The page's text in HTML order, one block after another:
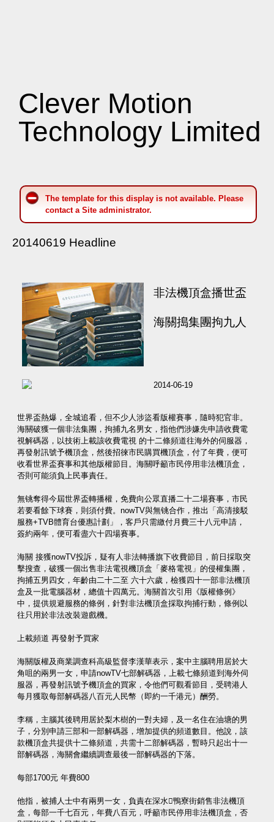
Clever Motion
Technology Limited
The template for this display is not available. Please
contact a Site administrator.
20140619 Headline
非法機頂盒播世盃
海關搗集團拘九人
2014-06-19
世界盃熱爆，全城追看，但不少人涉盜看版權賽事，隨時犯官非。
海關破獲一個非法集團，拘捕九名男女，指他們涉嫌先申請收費電
視解碼器，以技術上載該收費電視 的十二條頻道往海外的伺服器，
再發射訊號予機頂盒，然後招徠市民購買機頂盒，付了年費，便可
收看世界盃賽事和其他版權節目。海關呼籲市民停用非法機頂盒，
否則可能須負上民事責任。
無铫奪得今屆世界盃轉播權，免費向公眾直播二十二場賽事，市民
若要看餘下球賽，則須付費。nowTV與無铫合作，推出「高清接駁
服務+TVB體育台優惠計劃」，客戶只需繳付月費三十八元申請，
簽約兩年，便可看盡六十四場賽事。
海關 接獲nowTV投訴，疑有人非法轉播旗下收費節目，前日採取突
擊搜查，破獲一個出售非法電視機頂盒「麥格電視」的侵權集團，
拘捕五男四女，年齡由二十二至 六十六歲，檢獲四十一部非法機頂
盒及一批電腦器材，總值十四萬元。海關首次引用《版權條例》
中，提供規避服務的條例，針對非法機頂盒採取拘捕行動，條例以
往只用於非法改裝遊戲機。
上載頻道 再發射予買家
海關版權及商業調查科高級監督李漢華表示，案中主腦聘用居於大
角咀的兩男一女，申請nowTV七部解碼器，上載七條頻道到海外伺
服器，再發射訊號予機頂盒的買家，令他們可觀看節目，受聘港人
每月獲取每部解碼器八百元人民幣（即約一千港元）酬勞。
李稱，主腦其後聘用居於梨木樹的一對夫婦，及一名住在油塘的男
子，分別申請三部和一部解碼器，增加提供的頻道數目。他說，該
款機頂盒共提供十二條頻道，共需十二部解碼器，暫時只起出十一
部解碼器，海關會繼續調查最後一部解碼器的下落。
每部1700元 年費800
他指，被捕人士中有兩男一女，負責在深水鴨寮街銷售非法機頂
盒，每部一千七百元，年費八百元，呼籲市民停用非法機頂盒，否